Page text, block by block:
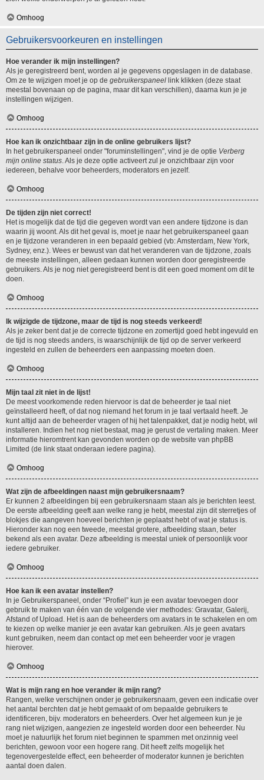
Omhoog
Gebruikersvoorkeuren en instellingen
Hoe verander ik mijn instellingen?
Als je geregistreerd bent, worden al je gegevens opgeslagen in de database.
Om ze te wijzigen moet je op de gebruikerspaneel link klikken (deze staat
meestal bovenaan op de pagina, maar dit kan verschillen), daarna kun je je
instellingen wijzigen.
Omhoog
Hoe kan ik onzichtbaar zijn in de online gebruikers lijst?
In het gebruikerspaneel onder "foruminstellingen", vind je de optie Verberg
mijn online status. Als je deze optie activeert zul je onzichtbaar zijn voor
iedereen, behalve voor beheerders, moderators en jezelf.
Omhoog
De tijden zijn niet correct!
Het is mogelijk dat de tijd die gegeven wordt van een andere tijdzone is dan
waarin jij woont. Als dit het geval is, moet je naar het gebruikerspaneel gaan
en je tijdzone veranderen in een bepaald gebied (vb: Amsterdam, New York,
Sydney, enz.). Wees er bewust van dat het veranderen van de tijdzone, zoals
de meeste instellingen, alleen gedaan kunnen worden door geregistreerde
gebruikers. Als je nog niet geregistreerd bent is dit een goed moment om dit te
doen.
Omhoog
Ik wijzigde de tijdzone, maar de tijd is nog steeds verkeerd!
Als je zeker bent dat je de correcte tijdzone en zomertijd goed hebt ingevuld en
de tijd is nog steeds anders, is waarschijnlijk de tijd op de server verkeerd
ingesteld en zullen de beheerders een aanpassing moeten doen.
Omhoog
Mijn taal zit niet in de lijst!
De meest voorkomende reden hiervoor is dat de beheerder je taal niet
geïnstalleerd heeft, of dat nog niemand het forum in je taal vertaald heeft. Je
kunt altijd aan de beheerder vragen of hij het talenpakket, dat je nodig hebt, wil
installeren. Indien het nog niet bestaat, mag je gerust de vertaling maken. Meer
informatie hieromtrent kan gevonden worden op de website van phpBB
Limited (de link staat onderaan iedere pagina).
Omhoog
Wat zijn de afbeeldingen naast mijn gebruikersnaam?
Er kunnen 2 afbeeldingen bij een gebruikersnaam staan als je berichten leest.
De eerste afbeelding geeft aan welke rang je hebt, meestal zijn dit sterretjes of
blokjes die aangeven hoeveel berichten je geplaatst hebt of wat je status is.
Hieronder kan nog een tweede, meestal grotere, afbeelding staan, beter
bekend als een avatar. Deze afbeelding is meestal uniek of persoonlijk voor
iedere gebruiker.
Omhoog
Hoe kan ik een avatar instellen?
In je Gebruikerspaneel, onder “Profiel” kun je een avatar toevoegen door
gebruik te maken van één van de volgende vier methodes: Gravatar, Galerij,
Afstand of Upload. Het is aan de beheerders om avatars in te schakelen en om
te kiezen op welke manier je een avatar kan gebruiken. Als je geen avatars
kunt gebruiken, neem dan contact op met een beheerder voor je vragen
hierover.
Omhoog
Wat is mijn rang en hoe verander ik mijn rang?
Rangen, welke verschijnen onder je gebruikersnaam, geven een indicatie over
het aantal berchten dat je hebt gemaakt of om bepaalde gebruikers te
identificeren, bijv. moderators en beheerders. Over het algemeen kun je je
rang niet wijzigen, aangezien ze ingesteld worden door een beheerder. Nu
moet je natuurlijk het forum niet beginnen te spammen met onzinnig veel
berichten, gewoon voor een hogere rang. Dit heeft zelfs mogelijk het
tegenovergestelde effect, een beheerder of moderator kunnen je berichten
aantal doen dalen.